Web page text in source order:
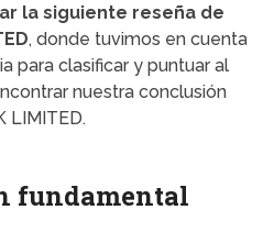
la siguiente reseña de
, donde tuvimos en cuenta
para clasificar y puntuar al
nuestra conclusión
LIMITED.
fundamental